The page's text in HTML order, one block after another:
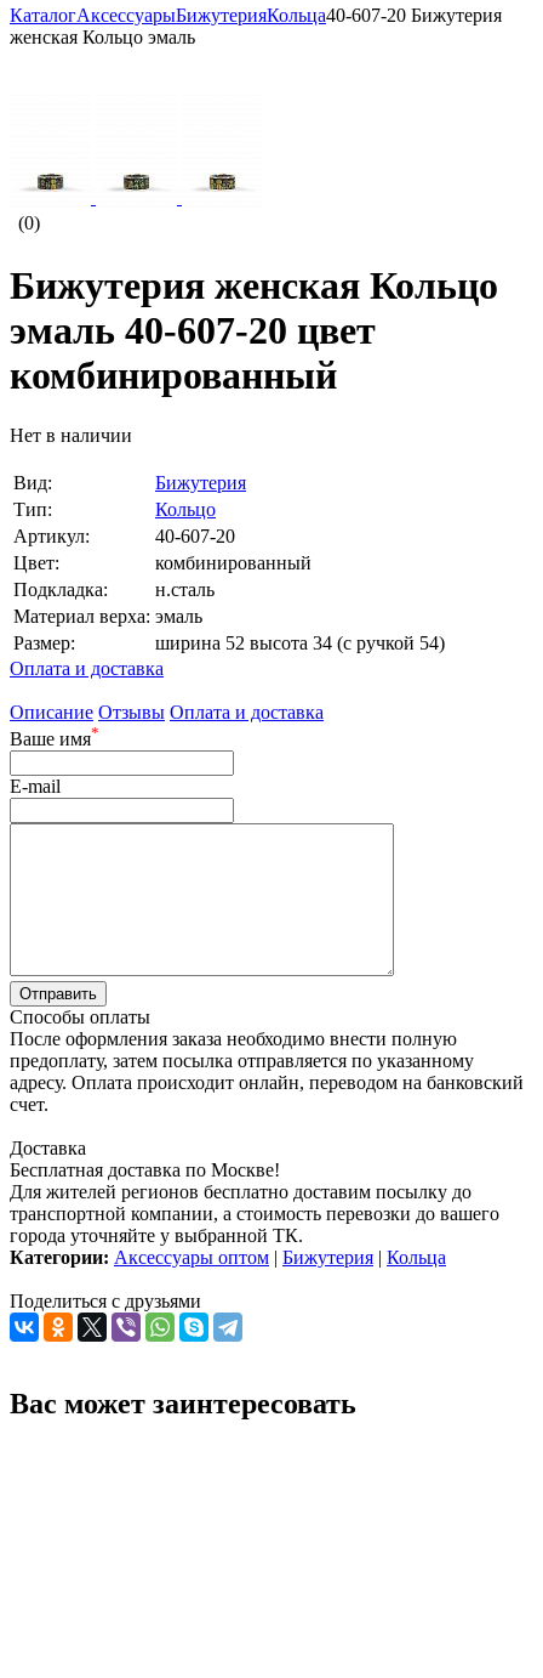
КаталогАксессуарыБижутерияКольца40-607-20 Бижутерия
женская Кольцо эмаль
(0)
Бижутерия женская Кольцо
эмаль 40-607-20 цвет
комбинированный
Нет в наличии
Вид:
Бижутерия
Тип:
Кольцо
Артикул:
40-607-20
Цвет:
комбинированный
Подкладка:
н.сталь
Материал верха: эмаль
Размер:
ширина 52 высота 34 (с ручкой 54)
Оплата и доставка
Описание Отзывы Оплата и доставка
Ваше имя*
E-mail
Способы оплаты
После оформления заказа необходимо внести полную
предоплату, затем посылка отправляется по указанному
адресу. Оплата происходит онлайн, переводом на банковский
счет.
Доставка
Бесплатная доставка по Москве!
Для жителей регионов бесплатно доставим посылку до
транспортной компании, а стоимость перевозки до вашего
города уточняйте у выбранной ТК.
Категории: Аксессуары оптом | Бижутерия | Кольца
Поделиться с друзьями
Вас может заинтересовать